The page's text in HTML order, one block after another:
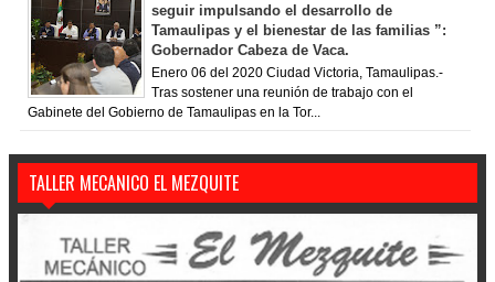
seguir impulsando el desarrollo de
Tamaulipas y el bienestar de las familias ”:
Gobernador Cabeza de Vaca.
Enero 06 del 2020 Ciudad Victoria, Tamaulipas.-
Tras sostener una reunión de trabajo con el
Gabinete del Gobierno de Tamaulipas en la Tor...
TALLER MECANICO EL MEZQUITE